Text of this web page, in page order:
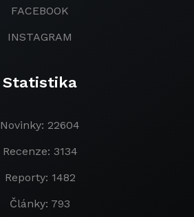
FACEBOOK
INSTAGRAM
Statistika
Novinky: 22604
Recenze: 3134
Reporty: 1482
Články: 793